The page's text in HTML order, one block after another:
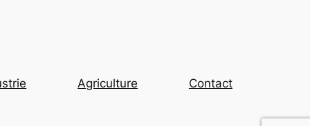
Agriculture Contact